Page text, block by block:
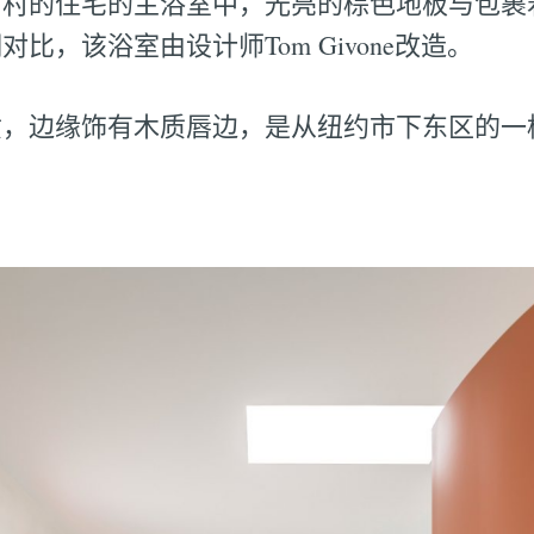
比，该浴室由设计师Tom Givone改造。
边缘饰有木质唇边，是从纽约市下东区的